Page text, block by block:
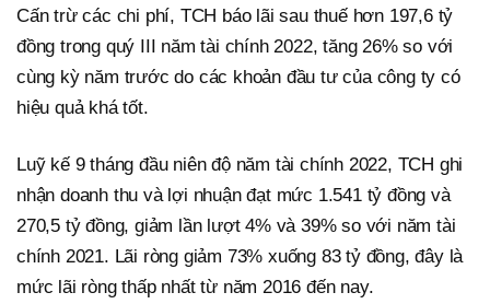
Cấn trừ các chi phí, TCH báo lãi sau thuế hơn 197,6 tỷ
đồng trong quý III năm tài chính 2022, tăng 26% so với
cùng kỳ năm trước do các khoản đầu tư của công ty có
hiệu quả khá tốt.
Luỹ kế 9 tháng đầu niên độ năm tài chính 2022, TCH ghi
nhận doanh thu và lợi nhuận đạt mức 1.541 tỷ đồng và
270,5 tỷ đồng, giảm lần lượt 4% và 39% so với năm tài
chính 2021. Lãi ròng giảm 73% xuống 83 tỷ đồng, đây là
mức lãi ròng thấp nhất từ năm 2016 đến nay.